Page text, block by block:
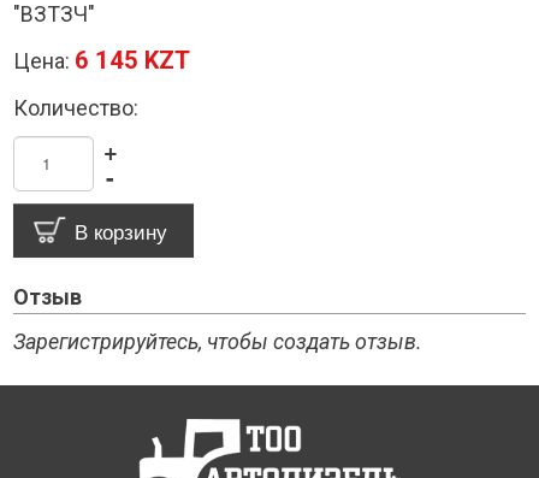
"ВЗТЗЧ"
Цена: 6 145 KZT
Количество:
-
+
Отзыв
Зарегистрируйтесь, чтобы создать отзыв.